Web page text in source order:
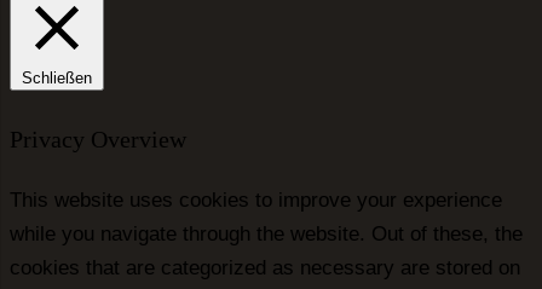
Schließen
Privacy Overview
This website uses cookies to improve your experience
while you navigate through the website. Out of these, the
cookies that are categorized as necessary are stored on